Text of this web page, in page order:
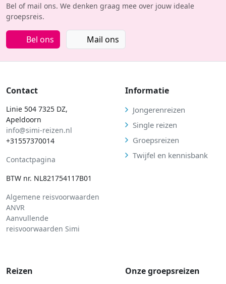
Bel of mail ons. We denken graag mee over jouw ideale
groepsreis.
Bel ons Mail ons
Contact
Linie 504 7325 DZ,
Apeldoorn
info@simi-reizen.nl
+31557370014
Contactpagina
BTW nr. NL821754117B01
Algemene reisvoorwaarden
ANVR
Aanvullende
reisvoorwaarden Simi
Informatie
Jongerenreizen
Single reizen
Groepsreizen
Twijfel en kennisbank
Reizen Onze groepsreizen